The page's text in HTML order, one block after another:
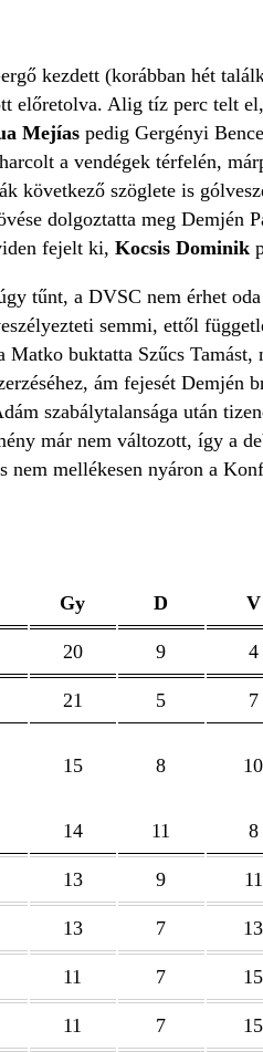
kezdett (korábban hét
előretolva. Alig tíz perc telt
Mejíaspedig Gergényi
a vendégek térfelén,
következő szöglete is
dolgoztatta meg Demjén
fejelt ki, Kocsis Dominik
tűnt, a DVSC nem érhet
semmi, ettől
buktatta Szűcs
ám fejesét Demjén
szabálytalansága után
már nem változott, így a
mellékesen nyáron a
Gy D V
20 9 4
21 5 7
15 8 10
14 11 8
13 9 11
13 7 13
11 7 15
11 7 15